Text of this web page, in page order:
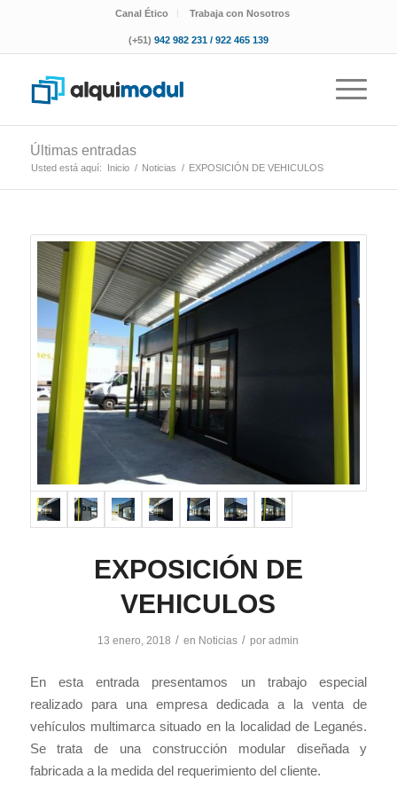
Canal Ético Trabaja con Nosotros
(+51) 942 982 231 / 922 465 139
Últimas entradas
Usted está aquí: Inicio / Noticias / EXPOSICIÓN DE VEHICULOS
EXPOSICIÓN DE
VEHICULOS
13 enero, 2018 / en Noticias / poradmin
En esta entrada presentamos un trabajo especial
realizado para una empresa dedicada a la venta de
vehículos multimarca situado en la localidad de Leganés.
Se trata de una construcción modular diseñada y
fabricada a la medida del requerimiento del cliente.